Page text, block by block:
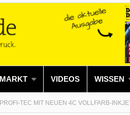
VIDEOS WISSEN
PROFI-TEC MIT NEUEN 4C VOLLFARB-